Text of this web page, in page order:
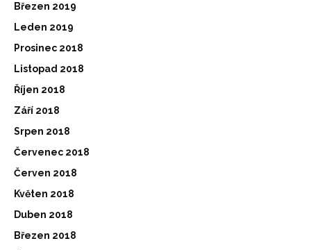
Březen 2019
Leden 2019
Prosinec 2018
Listopad 2018
Říjen 2018
Září 2018
Srpen 2018
Červenec 2018
Červen 2018
Květen 2018
Duben 2018
Březen 2018